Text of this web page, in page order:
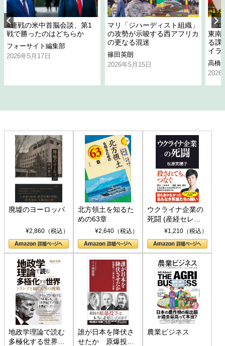
4連戦の米中首脳会談、第1
戦で勝ったのはどちらか
フォーサイト編集部
2026年5月17日
マリ「ジハーディスト組織」
の攻勢が示唆する西アフリカ
の更なる混迷
篠田英朗
2026年5月15日
「
東南
る課
イラ
高橋
2026
廃墟のヨーロッパ
¥2,860（税込）
北方領土を知るた
めの63章
¥2,640（税込）
ウクライナ企業の
死闘 (産経セレク
ト S 039)¥1,210（税込）
地政学理論で読む
多極化する世界：
誰が日本を降伏さ
せたか 原爆投
農業ビジネス